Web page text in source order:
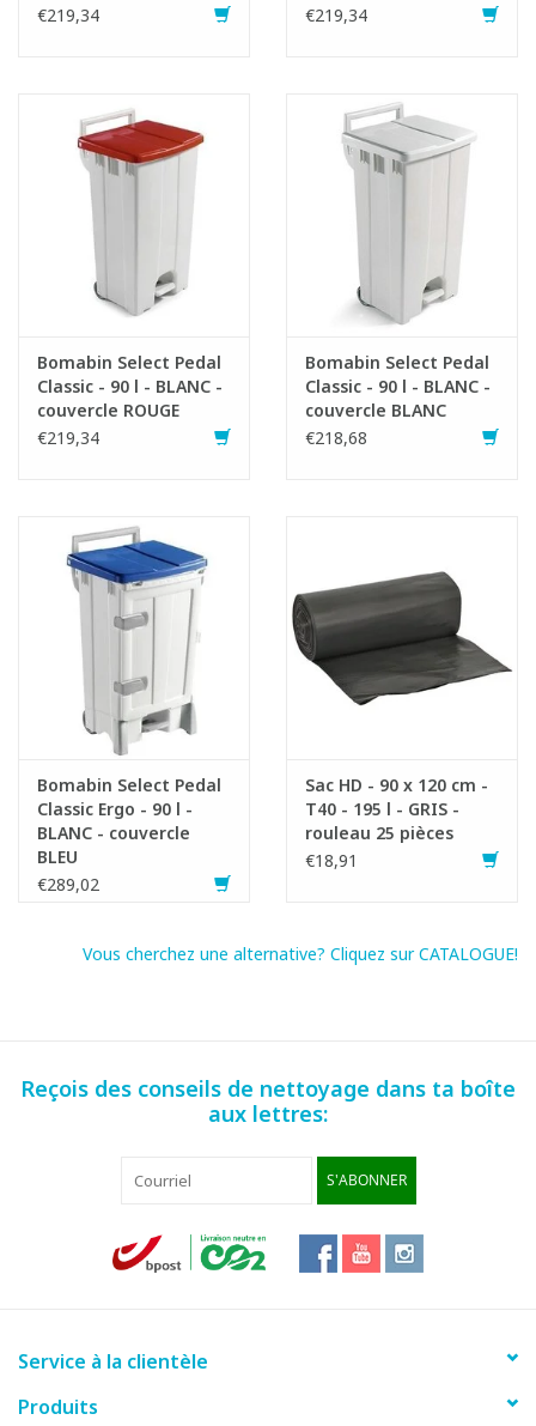
€219,34
€219,34
Bomabin Select Pedal
Classic - 90 l - BLANC -
couvercle ROUGE
€219,34
Bomabin Select Pedal
Classic - 90 l - BLANC -
couvercle BLANC
€218,68
Bomabin Select Pedal
Classic Ergo - 90 l -
BLANC - couvercle
BLEU
€289,02
Sac HD - 90 x 120 cm -
T40 - 195 l - GRIS -
rouleau 25 pièces
€18,91
Vous cherchez une alternative? Cliquez sur CATALOGUE!
Reçois des conseils de nettoyage dans ta boîte
aux lettres:
S'ABONNER
Service à la clientèle
Produits